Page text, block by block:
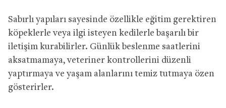
Sabırlı yapıları sayesinde özellikle eğitim gerektiren
köpeklerle veya ilgi isteyen kedilerle başarılı bir
iletişim kurabilirler. Günlük beslenme saatlerini
aksatmamaya, veteriner kontrollerini düzenli
yaptırmaya ve yaşam alanlarını temiz tutmaya özen
gösterirler.